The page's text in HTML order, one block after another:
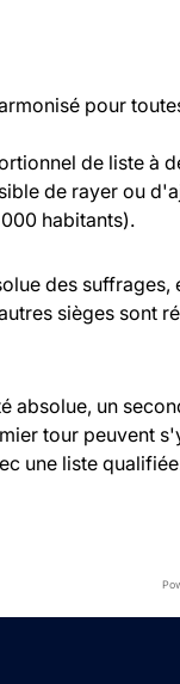
pour
de liste à
de rayer ou
habitants).
des
sièges sont
absolue, un
tour peuvent
une liste